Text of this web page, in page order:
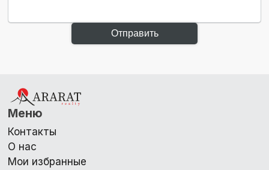
Отправить
Меню
Контакты
О нас
Мои избранные